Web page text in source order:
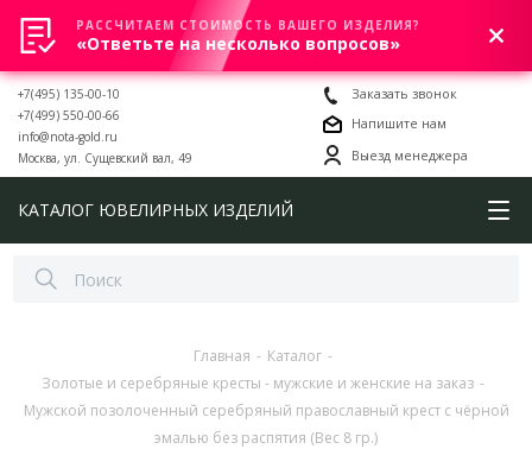
0
+7(495) 135-00-10
+7(499) 550-00-66
info@nota-gold.ru
Москва, ул. Сущевский вал, 49
Заказать звонок
Напишите нам
Выезд менеджера
КАТАЛОГ ЮВЕЛИРНЫХ ИЗДЕЛИЙ
Главная - Каталог -
Золотые и серебряные кресты - мужские и женские на заказ -
Мужской позолоченный серебряный православный крест с чёрной
эмалью без распятия (Вес 8 гр.)
РАССЧИТАЕМ СТОИМОСТЬ ВАШЕГО ИЗДЕЛИЯ?
«Ответьте на несколько вопросов»